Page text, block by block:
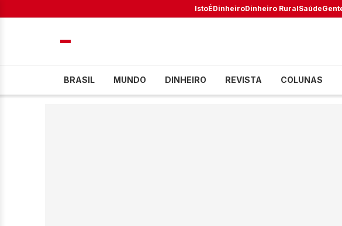
IstoÉDinheiroDinheiro RuralSaúde
BRASIL MUNDO DINHEIRO REVISTA COLUNAS